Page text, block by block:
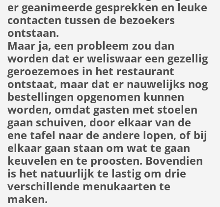
er geanimeerde gesprekken en leuke
contacten tussen de bezoekers
ontstaan.
Maar ja, een probleem zou dan
worden dat er weliswaar een gezellig
geroezemoes in het restaurant
ontstaat, maar dat er nauwelijks nog
bestellingen opgenomen kunnen
worden, omdat gasten met stoelen
gaan schuiven, door elkaar van de
ene tafel naar de andere lopen, of bij
elkaar gaan staan om wat te gaan
keuvelen en te proosten. Bovendien
is het natuurlijk te lastig om drie
verschillende menukaarten te
maken.